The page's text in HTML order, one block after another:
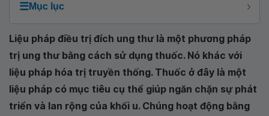
☰Mục lục
Liệu pháp điều trị đích ung thư là một phương pháp
trị ung thư bằng cách sử dụng thuốc. Nó khác với
liệu pháp hóa trị truyền thống. Thuốc ở đây là một
liệu pháp có mục tiêu cụ thể giúp ngăn chặn sự phát
triển và lan rộng của khối u. Chúng hoạt động bằng